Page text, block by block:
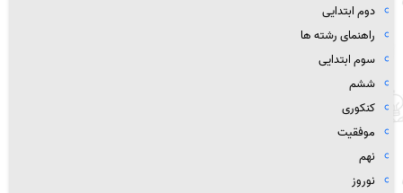
دوم ابتدایی
راهنمای رشته ها
سوم ابتدایی
ششم
کنکوری
موفقیت
نهم
نوروز